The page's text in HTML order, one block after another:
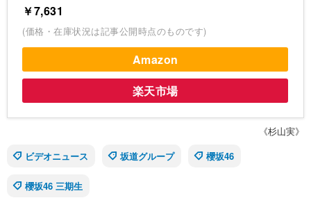
￥7,631
(価格・在庫状況は記事公開時点のものです)
Amazon
楽天市場
《杉山実》
ビデオニュース
坂道グループ 櫻坂46
櫻坂46 三期生